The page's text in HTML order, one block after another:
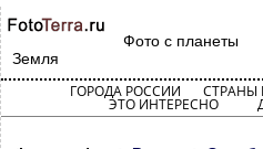
Фото с планеты
Земля
ГОРОДА РОССИИ СТРАНЫ
ЭТО ИНТЕРЕСНО